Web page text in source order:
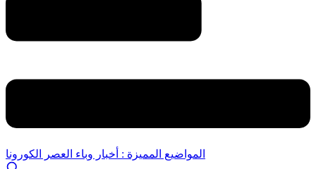
المواضيع المميزة : أخبار وباء العصر الكورونا